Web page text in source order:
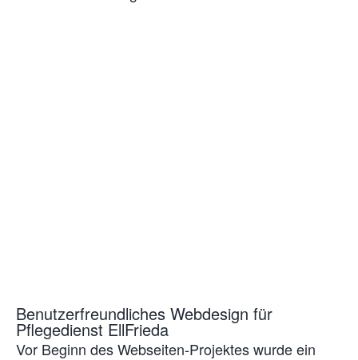
Benutzerfreundliches Webdesign für
Pflegedienst EllFrieda
Vor Beginn des Webseiten-Projektes wurde ein